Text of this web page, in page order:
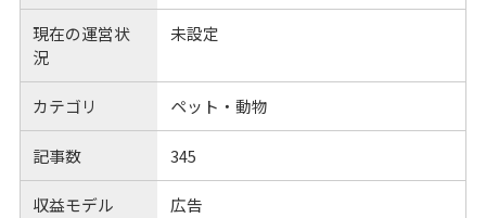
現在の運営状
況
未設定
カテゴリ ペット・動物
記事数 345
収益モデル 広告